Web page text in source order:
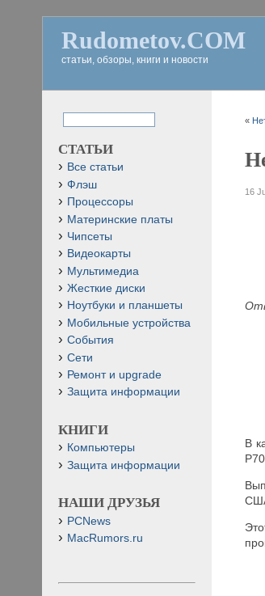
Rudometov.COM
статьи, обзоры, книги и новости
«
16
В
СТАТЬИ
Все статьи
Флэш
Процессоры
Материнские платы
Чипсеты
Видеокарты
Мультимедиа
Жесткие диски
Ноутбуки и планшеты
Мобильные устройства
События
Сети
Ремонт и upgrade
Защита информации
КНИГИ
Компьютеры
Защита информации
НАШИ ДРУЗЬЯ
PCNews
MacRumors.ru